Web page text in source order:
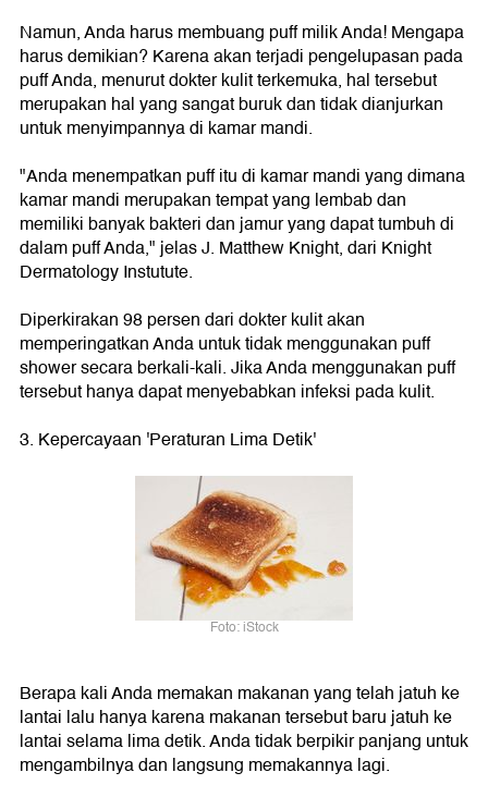
Namun, Anda harus membuang puff milik Anda! Mengapa
harus demikian? Karena akan terjadi pengelupasan pada
puff Anda, menurut dokter kulit terkemuka, hal tersebut
merupakan hal yang sangat buruk dan tidak dianjurkan
untuk menyimpannya di kamar mandi.
"Anda menempatkan puff itu di kamar mandi yang dimana
kamar mandi merupakan tempat yang lembab dan
memiliki banyak bakteri dan jamur yang dapat tumbuh di
dalam puff Anda," jelas J. Matthew Knight, dari Knight
Dermatology Instutute.
Diperkirakan 98 persen dari dokter kulit akan
memperingatkan Anda untuk tidak menggunakan puff
shower secara berkali-kali. Jika Anda menggunakan puff
tersebut hanya dapat menyebabkan infeksi pada kulit.
3. Kepercayaan 'Peraturan Lima Detik'
Foto: iStock
Berapa kali Anda memakan makanan yang telah jatuh ke
lantai lalu hanya karena makanan tersebut baru jatuh ke
lantai selama lima detik. Anda tidak berpikir panjang untuk
mengambilnya dan langsung memakannya lagi.